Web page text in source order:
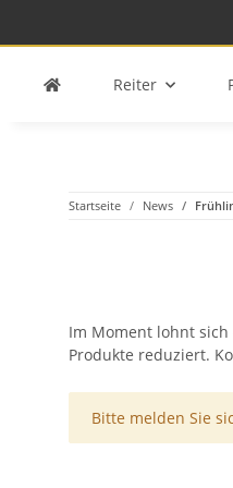
Reiter
Startseite News
Im Moment lohnt sich
Produkte reduziert.
x
Bitte melden Sie